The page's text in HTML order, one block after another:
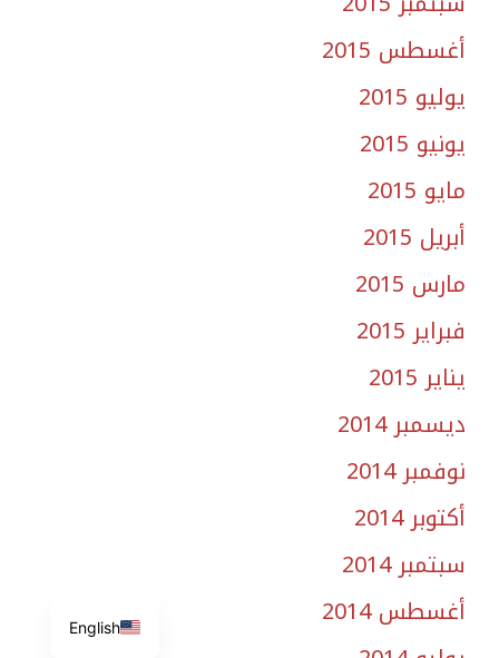
أغسطس 2015
يوليو 2015
يونيو 2015
مايو 2015
أبريل 2015
مارس 2015
فبراير 2015
يناير 2015
ديسمبر 2014
نوفمبر 2014
أكتوبر 2014
سبتمبر 2014
أغسطس 2014
English